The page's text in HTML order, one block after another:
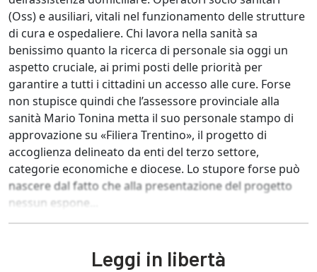
(Oss) e ausiliari, vitali nel funzionamento delle strutture
di cura e ospedaliere. Chi lavora nella sanità sa
benissimo quanto la ricerca di personale sia oggi un
aspetto cruciale, ai primi posti delle priorità per
garantire a tutti i cittadini un accesso alle cure. Forse
non stupisce quindi che l’assessore provinciale alla
sanità Mario Tonina metta il suo personale stampo di
approvazione su «Filiera Trentino», il progetto di
accoglienza delineato da enti del terzo settore,
categorie economiche e diocese. Lo stupore forse può
nascere dal fatto che alla presentazione del progetto
nessun espone...
Leggi in libertà